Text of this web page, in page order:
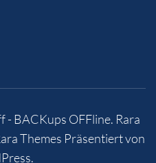
- BACKups OFFline. Rara
Themes Präsentiert von
.